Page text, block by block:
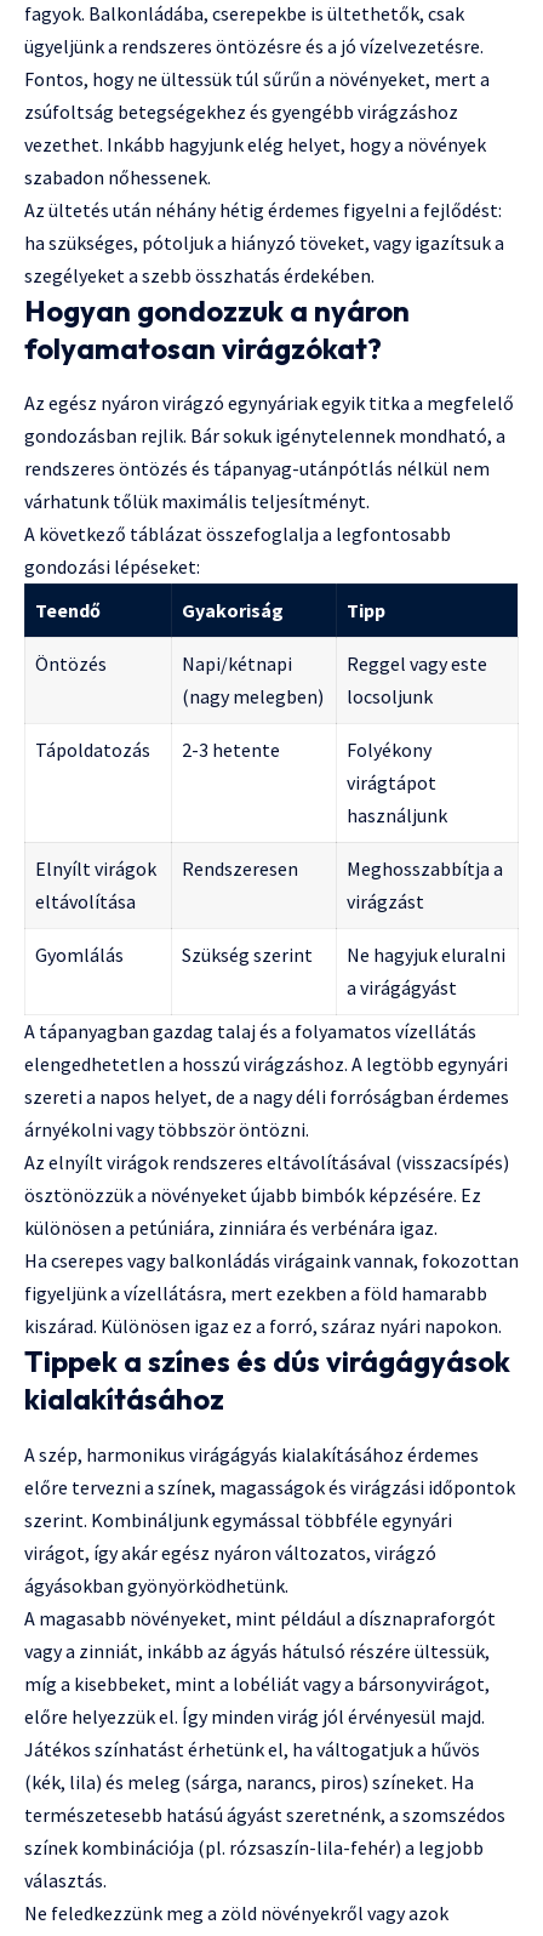
fagyok. Balkonládába, cserepekbe is ültethetők, csak
ügyeljünk a rendszeres öntözésre és a jó vízelvezetésre.
Fontos, hogy ne ültessük túl sűrűn a növényeket, mert a
zsúfoltság betegségekhez és gyengébb virágzáshoz
vezethet. Inkább hagyjunk elég helyet, hogy a növények
szabadon nőhessenek.
Az ültetés után néhány hétig érdemes figyelni a fejlődést:
ha szükséges, pótoljuk a hiányzó töveket, vagy igazítsuk a
szegélyeket a szebb összhatás érdekében.
Hogyan gondozzuk a nyáron
folyamatosan virágzókat?
Az egész nyáron virágzó egynyáriak egyik titka a megfelelő
gondozásban rejlik. Bár sokuk igénytelennek mondható, a
rendszeres öntözés és tápanyag-utánpótlás nélkül nem
várhatunk tőlük maximális teljesítményt.
A következő táblázat összefoglalja a legfontosabb
gondozási lépéseket:
Teendő
Gyakoriság Tipp
Öntözés
Napi/kétnapi
(nagy melegben)
Reggel vagy este
locsoljunk
Tápoldatozás 2-3 hetente
Folyékony
virágtápot
használjunk
Elnyílt virágok
eltávolítása
Rendszeresen
Meghosszabbítja a
virágzást
Gyomlálás Szükség szerint
Ne hagyjuk eluralni
a virágágyást
A tápanyagban gazdag talaj és a folyamatos vízellátás
elengedhetetlen a hosszú virágzáshoz. A legtöbb egynyári
szereti a napos helyet, de a nagy déli forróságban érdemes
árnyékolni vagy többször öntözni.
Az elnyílt virágok rendszeres eltávolításával (visszacsípés)
ösztönözzük a növényeket újabb bimbók képzésére. Ez
különösen a petúniára, zinniára és verbénára igaz.
Ha cserepes vagy balkonládás virágaink vannak, fokozottan
figyeljünk a vízellátásra, mert ezekben a föld hamarabb
kiszárad. Különösen igaz ez a forró, száraz nyári napokon.
Tippek a színes és dús virágágyások
kialakításához
A szép, harmonikus virágágyás kialakításához érdemes
előre tervezni a színek, magasságok és virágzási időpontok
szerint. Kombináljunk egymással többféle egynyári
virágot, így akár egész nyáron változatos, virágzó
ágyásokban gyönyörködhetünk.
A magasabb növényeket, mint például a dísznapraforgót
vagy a zinniát, inkább az ágyás hátulsó részére ültessük,
míg a kisebbeket, mint a lobéliát vagy a bársonyvirágot,
előre helyezzük el. Így minden virág jól érvényesül majd.
Játékos színhatást érhetünk el, ha váltogatjuk a hűvös
(kék, lila) és meleg (sárga, narancs, piros) színeket. Ha
természetesebb hatású ágyást szeretnénk, a szomszédos
színek kombinációja (pl. rózsaszín-lila-fehér) a legjobb
választás.
Ne feledkezzünk meg a zöld növényekről vagy azok